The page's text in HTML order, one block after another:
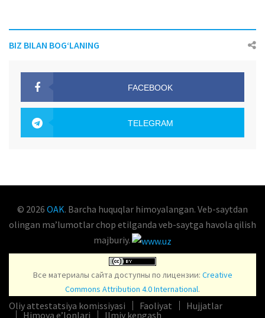
BIZ BILAN BOG‘LANING
FACEBOOK
TELEGRAM
© 2026 OAK. Barcha huquqlar himoyalangan. Veb-saytdan
olingan maʼlumotlar chop etilganda veb-saytga havola qilish
majburiy.
Все материалы сайта доступны по лицензии: Creative
Commons Attribution 4.0 International.
Oliy attestatsiya komissiyasi Faoliyat
Hujjatlar
Himoya e’lonlari
Ilmiy kengash